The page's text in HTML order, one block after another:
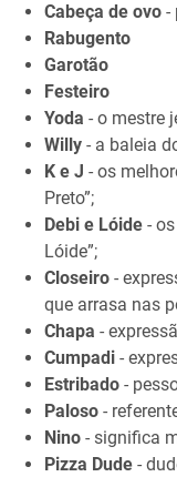
Cabeça de ovo -
Rabugento
Garotão
Festeiro
Yoda - o mestre
Willy - a baleia
K e J - os
Preto”;
Debi e Lóide -
Lóide”;
Closeiro -
que arrasa nas
Chapa -
Cumpadi -
Estribado -
Paloso -
Nino - significa
Pizza Dude -